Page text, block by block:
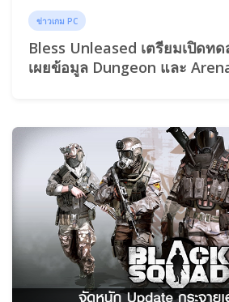
ข่าวเกม PC
Bless Unleased เตรียมเปิดท
เผยข้อมูล Dungeon และ